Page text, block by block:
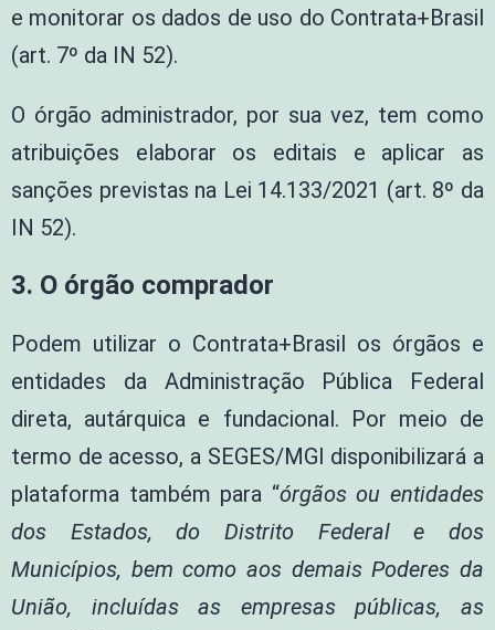
e monitorar os dados de uso do Contrata+Brasil
(art. 7º da IN 52).
O órgão administrador, por sua vez, tem como
atribuições elaborar os editais e aplicar as
sanções previstas na Lei 14.133/2021 (art. 8º da
IN 52).
3. O órgão comprador
Podem utilizar o Contrata+Brasil os órgãos e
entidades da Administração Pública Federal
direta, autárquica e fundacional. Por meio de
termo de acesso, a SEGES/MGI disponibilizará a
plataforma também para “órgãos ou entidades
dos Estados, do Distrito Federal e dos
Municípios, bem como aos demais Poderes da
União, incluídas as empresas públicas, as